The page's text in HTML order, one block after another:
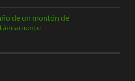
de un montón de